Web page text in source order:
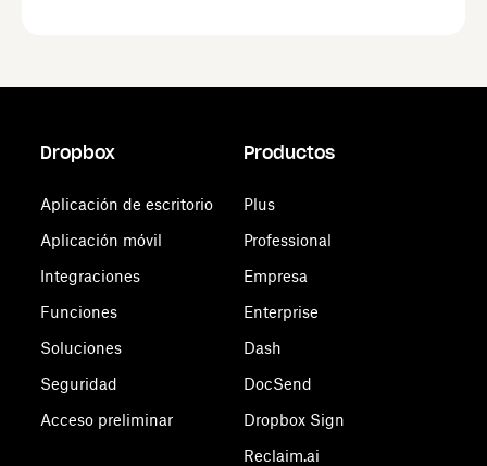
Dropbox
Aplicación de escritorio
Aplicación móvil
Integraciones
Funciones
Soluciones
Seguridad
Acceso preliminar
Productos
Plus
Professional
Empresa
Enterprise
Dash
DocSend
Dropbox Sign
Reclaim.ai